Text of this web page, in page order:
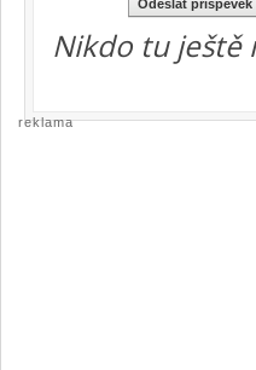
Nikdo tu ještě
reklama